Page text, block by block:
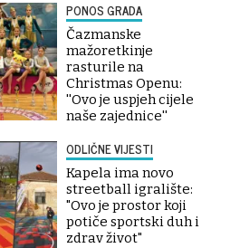
PONOS GRADA
Čazmanske
mažoretkinje
rasturile na
Christmas Openu:
''Ovo je uspjeh cijele
naše zajednice''
ODLIČNE VIJESTI
Kapela ima novo
streetball igralište:
"Ovo je prostor koji
potiče sportski duh i
zdrav život"